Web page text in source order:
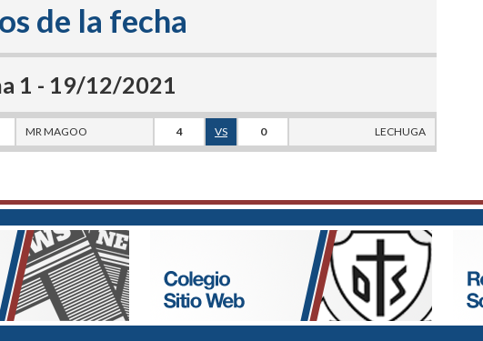
de la fecha
1 - 19/12/2021
MR MAGOO 4 VS 0 LECHUGA